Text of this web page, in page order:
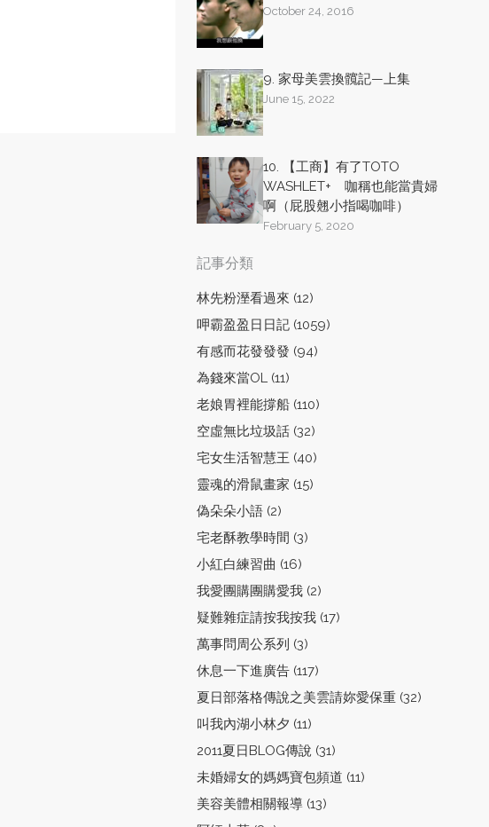
October 24, 2016
9. 家母美雲換髖記—上集
June 15, 2022
10. 【工商】有了TOTO
WASHLET+ 咖稱也能當貴婦
啊（屁股翹小指喝咖啡）
February 5, 2020
記事分類
林先粉溼看過來 (12)
呷霸盈盈日日記 (1059)
有感而花發發發 (94)
為錢來當OL (11)
老娘胃裡能撐船 (110)
空虛無比垃圾話 (32)
宅女生活智慧王 (40)
靈魂的滑鼠畫家 (15)
偽朵朵小語 (2)
宅老酥教學時間 (3)
小紅白練習曲 (16)
我愛團購團購愛我 (2)
疑難雜症請按我按我 (17)
萬事問周公系列 (3)
休息一下進廣告 (117)
夏日部落格傳說之美雲請妳愛保重 (32)
叫我內湖小林夕 (11)
2011夏日BLOG傳說 (31)
未婚婦女的媽媽寶包頻道 (11)
美容美體相關報導 (13)